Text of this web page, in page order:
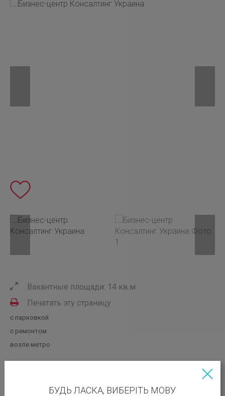
Вакантные площади: 14 кв.м
Печатать эту страницу
с парковкой
с ремонтом
возле метро
БУДЬ ЛАСКА, ВИБЕРІТЬ МОВУ